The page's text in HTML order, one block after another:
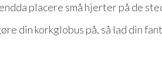
placere små hjerter på de
din korkglobus på, så lad din